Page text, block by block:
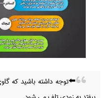
⬅️توجه داشته باشید که